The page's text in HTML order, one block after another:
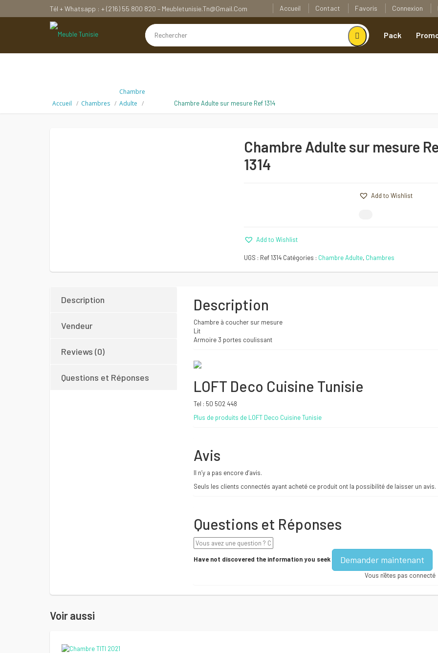
Accueil Contact Favoris Connexion
Tél + Whatsapp : + (216) 55 800 820 – Meubletunisie.tn@gmail.com
Pack
Accueil Chambres
Chambre
Adulte
Chambre Adulte sur mesure Ref 1314
Chambre Adulte sur mesure
1314
Add to Wishlist
Add to Wishlist
UGS : Ref 1314 Catégories : Chambre Adulte, Chambres
Description
Vendeur
Reviews (0)
Questions et Réponses
Description
Chambre à coucher sur mesure
Lit
Armoire 3 portes coulissant
LOFT Deco Cuisine Tunisie
Tel : 50 502 448
Plus de produits de LOFT Deco Cuisine Tunisie
Avis
Il n’y a pas encore d’avis.
Seuls les clients connectés ayant acheté ce produit ont la possibilité de laisser un avis.
Questions et Réponses
Have not discovered the information you seek Demander maintenant
Vous n'êtes pas connecté
Voir aussi